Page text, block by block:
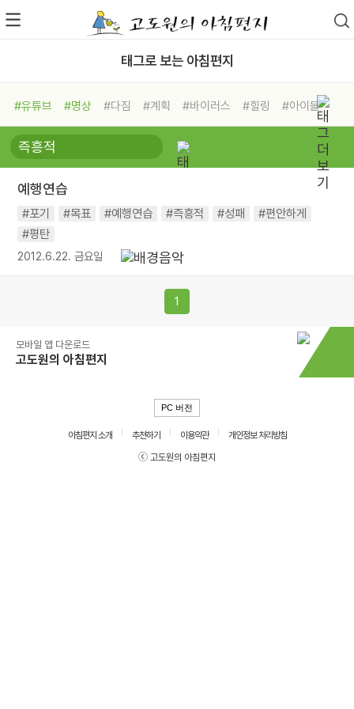
태그로 보는 아침편지
#유튜브 #명상 #다짐 #계획 #바이러스 #힐링
#아이들
#비전캠프
#독서캠프 #삶
#희망
#나눔 #친구 #링컨학교
#독서
#건강
예행연습
#포기 #목표 #예행연습 #즉흥적 #성패
#편안하게
#평탄
2012.6.22. 금요일
1
모바일 앱 다운로드
고도원의 아침편지
PC 버전
아침편지 소개 추천하기 이용약관
개인정보 처리방침
ⓒ 고도원의 아침편지